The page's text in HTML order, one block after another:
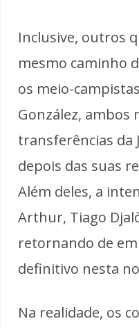
Inclusive, outros
mesmo caminho
os meio-
González, ambos
transferências da
depois das suas
Além deles, a
Arthur, Tiago
retornando de
definitivo nesta
Na realidade, os